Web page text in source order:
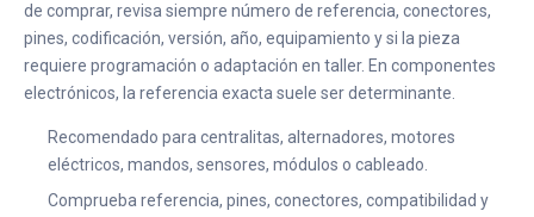
de comprar, revisa siempre número de referencia, conectores,
pines, codificación, versión, año, equipamiento y si la pieza
requiere programación o adaptación en taller. En componentes
electrónicos, la referencia exacta suele ser determinante.
Recomendado para centralitas, alternadores, motores
eléctricos, mandos, sensores, módulos o cableado.
Comprueba referencia, pines, conectores, compatibilidad y